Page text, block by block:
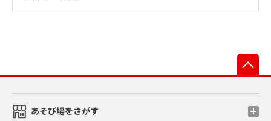
あそび場をさがす